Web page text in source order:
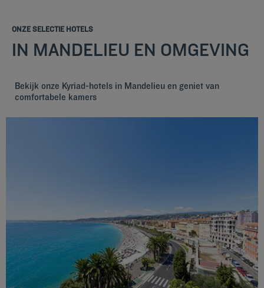
ONZE SELECTIE HOTELS
IN MANDELIEU EN OMGEVING
Bekijk onze Kyriad-hotels in Mandelieu en geniet van
comfortabele kamers